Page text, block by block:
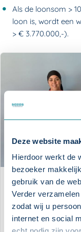
Deze website
Hierdoor werkt de
bezoeker
gebruik van de
Verder
zodat wij u
internet en social
Als de loonsom >
loon is, wordt een
> € 3.770.000,-).
Webinar:
BEKIJK